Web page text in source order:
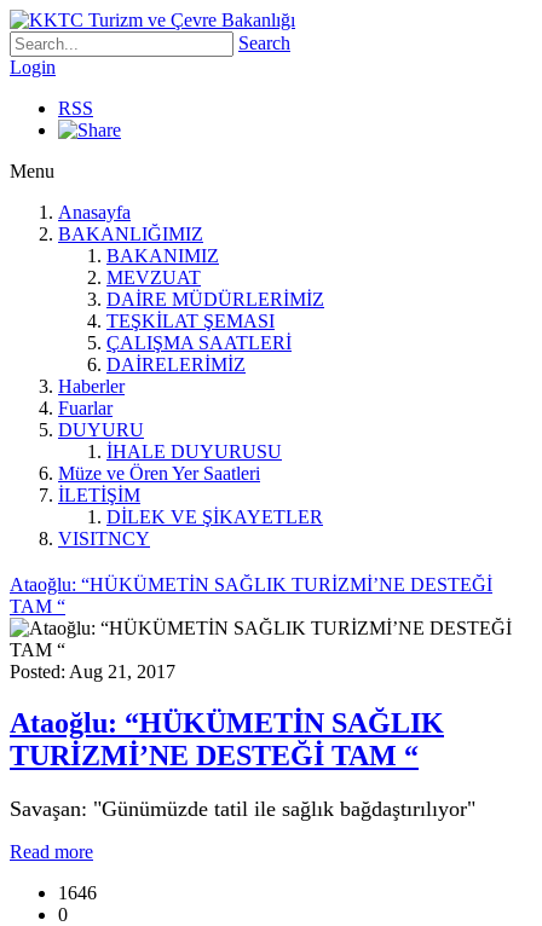
Search
Login
RSS
Menu
Anasayfa
BAKANLIĞIMIZ
BAKANIMIZ
MEVZUAT
DAİRE MÜDÜRLERİMİZ
TEŞKİLAT ŞEMASI
ÇALIŞMA SAATLERİ
DAİRELERİMİZ
Haberler
Fuarlar
DUYURU
İHALE DUYURUSU
Müze ve Ören Yer Saatleri
İLETİŞİM
DİLEK VE ŞİKAYETLER
VISITNCY
Ataoğlu: “HÜKÜMETİN SAĞLIK TURİZMİ’NE DESTEĞİ
TAM “
Posted: Aug 21, 2017
Ataoğlu: “HÜKÜMETİN SAĞLIK
TURİZMİ’NE DESTEĞİ TAM “
Savaşan: "Günümüzde tatil ile sağlık bağdaştırılıyor"
Read more
1646
0